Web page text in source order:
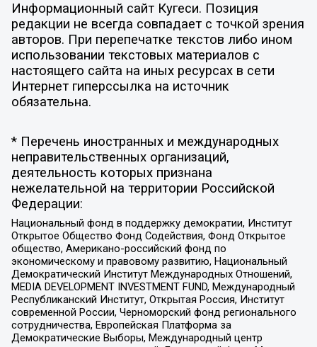
Информационный сайт Кугеси. Позиция
редакции не всегда совпадает с точкой зрения
авторов. При перепечатке текстов либо ином
использовании текстовых материалов с
настоящего сайта на иных ресурсах в сети
Интернет гиперссылка на источник
обязательна.
* Перечень иностранных и международных
неправительственных организаций,
деятельность которых признана
нежелательной на территории Российской
Федерации:
Национальный фонд в поддержку демократии, Институт
Открытое Общество Фонд Содействия, Фонд Открытое
общество, Американо-российский фонд по
экономическому и правовому развитию, Национальный
Демократический Институт Международных Отношений,
MEDIA DEVELOPMENT INVESTMENT FUND, Международный
Республиканский Институт, Открытая Россия, Институт
современной России, Черноморский фонд регионального
сотрудничества, Европейская Платформа за
Демократические Выборы, Международный центр